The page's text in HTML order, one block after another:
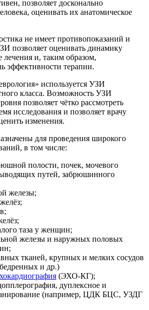
позволяет досконально
оценивать их анатомическое
не имеет противопоказаний и
позволяет оценивать динамику
лечения и, таким образом,
эффективности терапии.
используется УЗИ
класса. Возможность УЗИ
позволяет чётко рассмотреть
исследования и позволяет врачу
изменения.
для проведения широкого
в том числе:
полости, почек, мочевого
путей, забрюшинного
железы;
таза у женщин;
железы и наружных половых
тканей, крупных и мелких сосудов
и др.)
(ЭХО-КГ);
дуплексное и
(например, ЦДК БЦС, УЗДГ